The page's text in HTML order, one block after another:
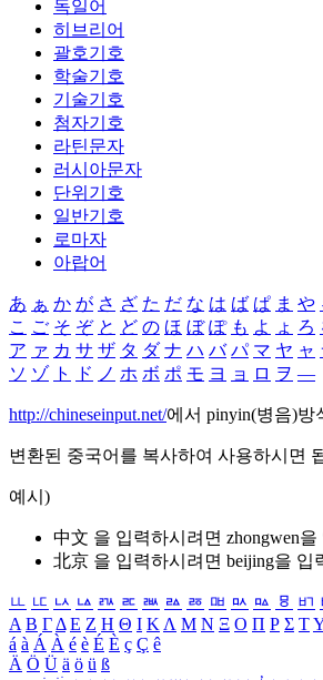
독일어
히브리어
괄호기호
학술기호
기술기호
첨자기호
라틴문자
러시아문자
단위기호
일반기호
로마자
아랍어
あ ぁ か が さ ざ た だ な は ば ぱ ま や
こ ご そ ぞ と ど の ほ ぼ ぽ も よ ょ ろ
ア ァ カ サ ザ タ ダ ナ ハ バ パ マ ヤ ャ
ソ ゾ ト ド ノ ホ ボ ポ モ ヨ ョ ロ ヲ ―
http://chineseinput.net/에서 pinyin(병음)방
변환된 중국어를 복사하여 사용하시면
예시)
中文 을 입력하시려면 zhongwen을
北京 을 입력하시려면 beijing을 입
ㅥ ㅦ ㅧ ㅨ ㅩ ㅪ ㅫ ㅬ ㅭ ㅮ ㅯ ㅰ ㅱ ㅲ
Α Β ΓΔ Ε Ζ Η Θ Ι ΚΛ Μ Ν Ξ Ο Π Ρ Σ Τ
á à Á À é è É È ç Ç ê
Ä Ö Ü ä ö ü ß